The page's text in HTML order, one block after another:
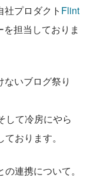
プロダクト Flint
担当しておりま
ないブログ祭り
して冷房にやら
おります。
連携について。